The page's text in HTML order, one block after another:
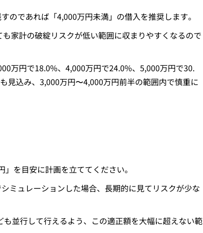
のであれば「4,000万円未満」の借入を推奨します。
家計の破綻リスクが低い範囲に収まりやすくなるので
万円で18.0%、4,000万円で24.0%、5,000万円で30.
見込み、3,000万円〜4,000万円前半の範囲内で慎重に
を目安に計画を立ててください。
ミュレーションした場合、長期的に見てリスクが少な
並行して行えるよう、この適正額を大幅に超えない範